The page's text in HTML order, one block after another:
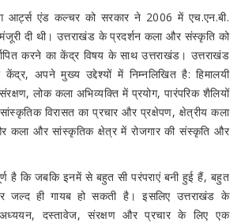
आर्ट्स एंड कल्चर को सरकार ने 2006 में एच.एन.बी.
मंजूरी दी थी। उत्तराखंड के प्रदर्शन कला और संस्कृति को
करने का केंद्र विषय के साथ उत्तराखंड। उत्तराखंड
अपने मुख्य उद्देश्यों में निम्नलिखित है: हिमालयी
लोक कला अभिव्यक्ति में प्रयोग, पारंपरिक शैलियों
विरासत का प्रचार और प्रक्षेपण, क्षेत्रीय कला
कला और सांस्कृतिक क्षेत्र में रोजगार की संस्कृति और
है कि जबकि इनमें से बहुत सी परंपराएं बनी हुई हैं, बहुत
ही गायब हो सकती है। इसलिए उत्तराखंड के
दस्तावेज, संरक्षण और प्रचार के लिए एक